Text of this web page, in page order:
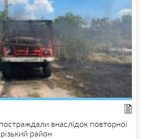
внаслідок повторної
район